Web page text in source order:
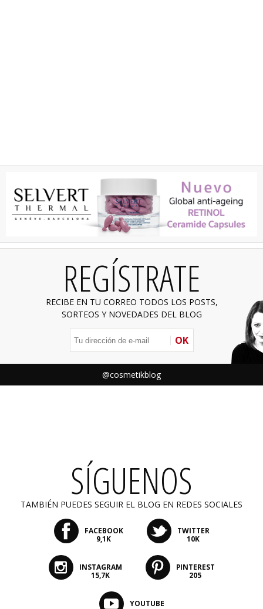
REGÍSTRATE
RECIBE EN TU CORREO TODOS LOS POSTS,
SORTEOS Y NOVEDADES DEL BLOG
OK
@cosmetikblog
SÍGUENOS
TAMBIÉN PUEDES SEGUIR EL BLOG EN REDES SOCIALES
FACEBOOK
9,1K
TWITTER
10K
INSTAGRAM
15,7K
PINTEREST
205
YOUTUBE